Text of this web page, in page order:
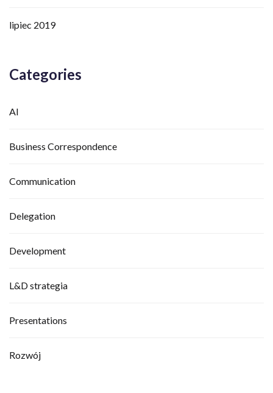
lipiec 2019
Categories
AI
Business Correspondence
Communication
Delegation
Development
L&D strategia
Presentations
Rozwój